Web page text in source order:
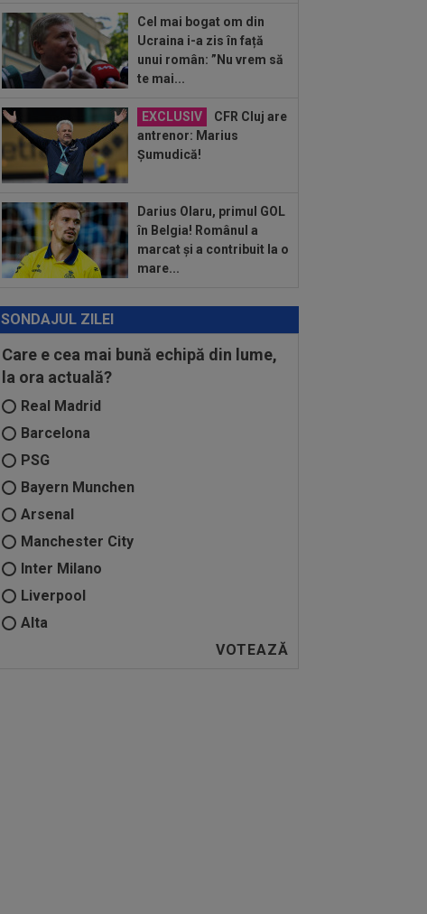
16:56
Petrolul - Oțelul, LIVE VIDEO,
18:30, Digi Sport 1. Echipele. Moldovenii
s-au...
16:47
Ce ofertă: 115.000.000 de euro
16:46
Surpriză uriașă: Kylian Mbappe
semnează! ”Acordul se încheie acum! O
schimbare...
Daniel Bîrligea, criticat de Gigi Becali...
Cel mai bogat om din
Ucraina i-a zis în față
unui român: ”Nu vrem să
te mai...
EXCLUSIV
CFR Cluj are
antrenor: Marius
Șumudică!
Darius Olaru, primul GOL
în Belgia! Românul a
marcat și a contribuit la o
mare...
SONDAJUL ZILEI
Care e cea mai bună echipă din lume,
la ora actuală?
Real Madrid
Barcelona
PSG
Bayern Munchen
Arsenal
Manchester City
Inter Milano
Liverpool
Alta